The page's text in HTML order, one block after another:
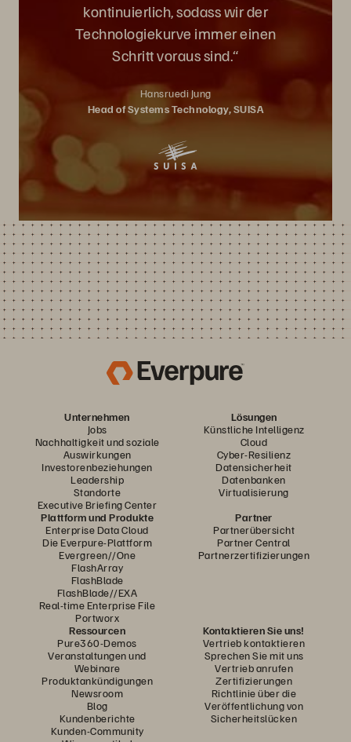
kontinuierlich, sodass wir der
Technologiekurve immer einen
Schritt voraus sind.“
Hansruedi Jung
Head of Systems Technology, SUISA
Unternehmen
Jobs
Nachhaltigkeit und soziale
Auswirkungen
Investorenbeziehungen
Leadership
Standorte
Executive Briefing Center
Lösungen
Künstliche Intelligenz
Cloud
Cyber-Resilienz
Datensicherheit
Datenbanken
Virtualisierung
Plattform und Produkte
Enterprise Data Cloud
Die Everpure-Plattform
Evergreen//One
FlashArray
FlashBlade
FlashBlade//EXA
Real-time Enterprise File
Portworx
Partner
Partnerübersicht
Partner Central
Partnerzertifizierungen
Ressourcen
Pure360-Demos
Veranstaltungen und
Webinare
Produktankündigungen
Newsroom
Blog
Kundenberichte
Kunden-Community
Kontaktieren Sie uns!
Vertrieb kontaktieren
Sprechen Sie mit uns
Vertrieb anrufen
Zertifizierungen
Richtlinie über die
Veröffentlichung von
Sicherheitslücken